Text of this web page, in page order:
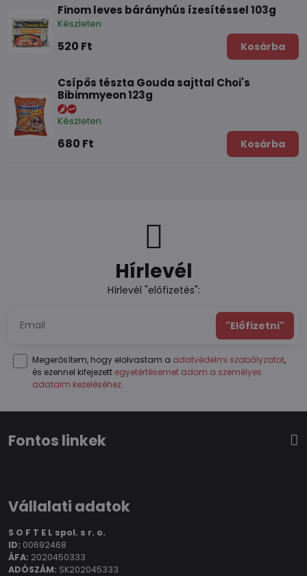
Finom leves bárányhús ízesítéssel 103g
Készleten
520 Ft Kosárba
Csípős tészta Gouda sajttal Choi's
Bibimmyeon 123g
Készleten
680 Ft Kosárba
Hírlevél
Hírlevél "előfizetés":
"Előfizetni"
Megerősítem, hogy elolvastam a adatvédelmi szabályzatot,
és ezennel kifejezett egyetértésemet adom a személyes
adataim kezeléséhez.
Fontos linkek
Vállalati adatok
S O F T E L spol. s r. o.
ID: 00692468
ÁFA: 2020450333
ADÓSZÁM: SK202045333